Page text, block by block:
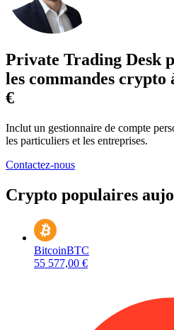
Private Trading Desk
les commandes crypto
€
Inclut un gestionnaire de compte
les particuliers et les entreprises.
Contactez-nous
Crypto populaires
BitcoinBTC
55 577,00 €